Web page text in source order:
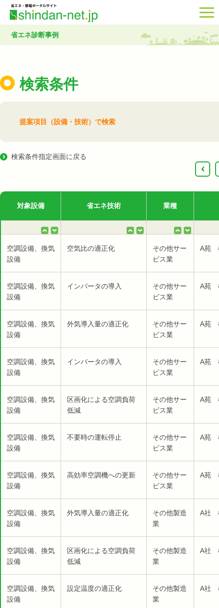
省エネ診断事例
検索条件
提案項目（設備・技術）で検索
検索条件指定画面に戻る
‹
対象設備 省エネ技術 業種
空調設備、換気
設備
空気比の適正化
その他サー
ビス業
A苑
空調設備、換気
設備
インバータの導入
その他サー
ビス業
A苑
空調設備、換気
設備
外気導入量の適正化
その他サー
ビス業
A苑
空調設備、換気
設備
インバータの導入
その他サー
ビス業
A苑
空調設備、換気
設備
区画化による空調負荷
低減
その他サー
ビス業
A苑
空調設備、換気
設備
不要時の運転停止
その他サー
ビス業
A苑
空調設備、換気
設備
高効率空調機への更新
その他サー
ビス業
A苑
空調設備、換気
設備
外気導入量の適正化
その他製造
業
A社
空調設備、換気
設備
区画化による空調負荷
低減
その他製造
業
A社
空調設備、換気
設備
設定温度の適正化
その他製造
業
A社